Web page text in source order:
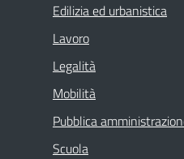
Edilizia ed urbanistica
Lavoro
Legalità
Mobilità
Pubblica
Scuola